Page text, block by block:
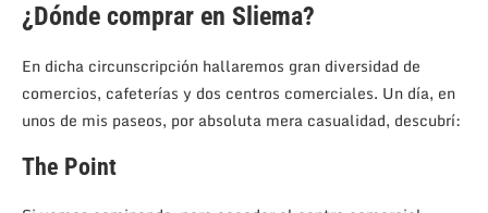
¿Dónde comprar en Sliema?
En dicha circunscripción hallaremos gran diversidad de
comercios, cafeterías y dos centros comerciales. Un día, en
unos de mis paseos, por absoluta mera casualidad, descubrí:
The Point